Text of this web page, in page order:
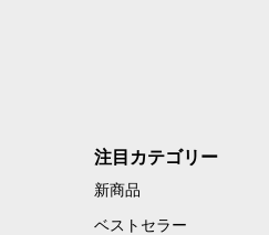
注目カテゴリー
新商品
ベストセラー